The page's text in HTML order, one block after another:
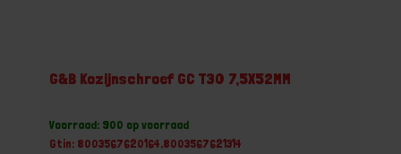
G&B Kozijnschroef GC T30 7,5X52MM
Voorraad: 900 op voorraad
Gtin: 8003567620164,8003567621314